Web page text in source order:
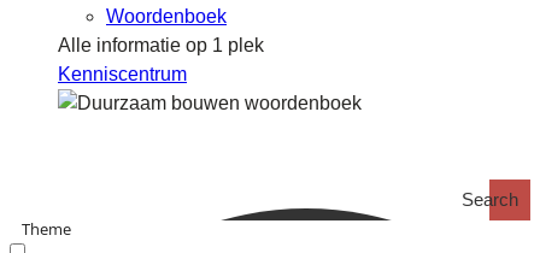
Woordenboek
Alle informatie op 1 plek
Kenniscentrum
Search
Theme